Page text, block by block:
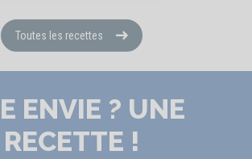
Toutes les recettes
ENVIE ? UNE
RECETTE !